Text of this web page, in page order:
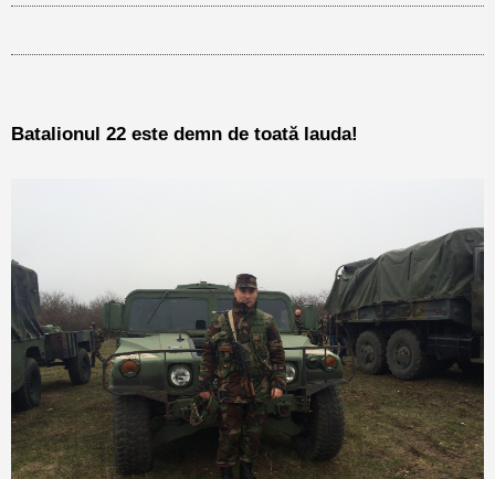
Batalionul 22 este demn de toată lauda!